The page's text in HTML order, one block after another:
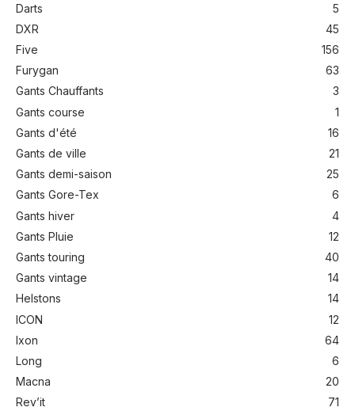
Darts
5
DXR
45
Five
156
Furygan
63
Gants Chauffants
3
Gants course
1
Gants d'été
16
Gants de ville
21
Gants demi-saison
25
Gants Gore-Tex
6
Gants hiver
4
Gants Pluie
12
Gants touring
40
Gants vintage
14
Helstons
14
ICON
12
Ixon
64
Long
6
Macna
20
Rev’it
71